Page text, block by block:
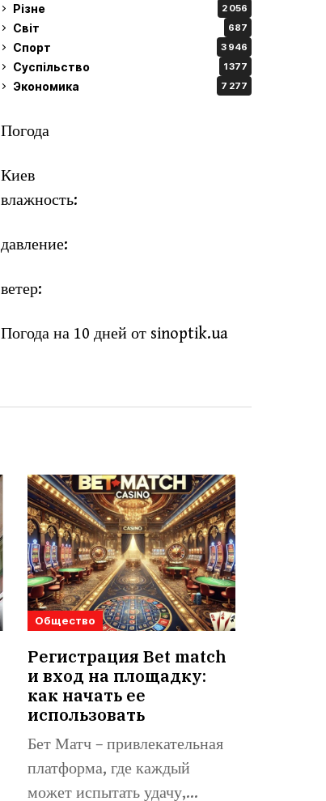
Різне 2 056
Світ 687
Спорт 3 946
Суспільство 1 377
Экономика 7 277
Погода
Киев
влажность:
давление:
ветер:
Погода на 10 дней от sinoptik.ua
Общество
Регистрация Bet match
и вход на площадку:
как начать ее
использовать
Бет Матч – привлекательная
платформа, где каждый
может испытать удачу,